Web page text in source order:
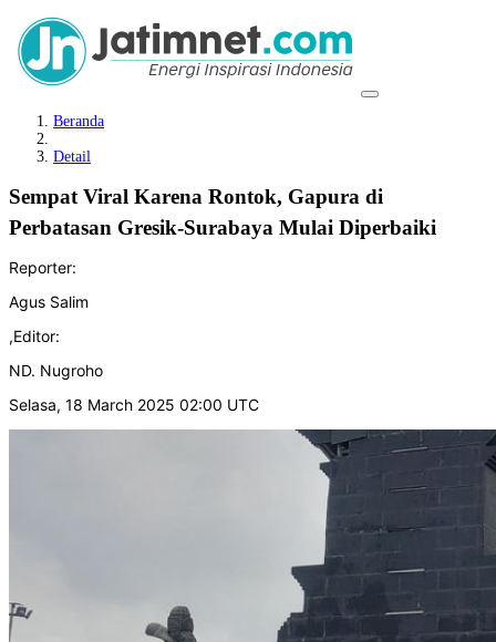
Beranda
Detail
Sempat Viral Karena Rontok, Gapura di
Perbatasan Gresik-Surabaya Mulai Diperbaiki
Reporter:
Agus Salim
,Editor:
ND. Nugroho
Selasa, 18 March 2025 02:00 UTC